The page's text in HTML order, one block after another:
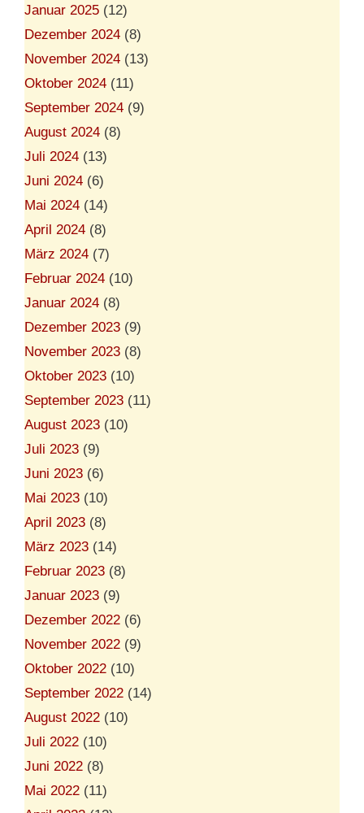
Januar 2025 (12)
Dezember 2024 (8)
November 2024 (13)
Oktober 2024 (11)
September 2024 (9)
August 2024 (8)
Juli 2024 (13)
Juni 2024 (6)
Mai 2024 (14)
April 2024 (8)
März 2024 (7)
Februar 2024 (10)
Januar 2024 (8)
Dezember 2023 (9)
November 2023 (8)
Oktober 2023 (10)
September 2023 (11)
August 2023 (10)
Juli 2023 (9)
Juni 2023 (6)
Mai 2023 (10)
April 2023 (8)
März 2023 (14)
Februar 2023 (8)
Januar 2023 (9)
Dezember 2022 (6)
November 2022 (9)
Oktober 2022 (10)
September 2022 (14)
August 2022 (10)
Juli 2022 (10)
Juni 2022 (8)
Mai 2022 (11)